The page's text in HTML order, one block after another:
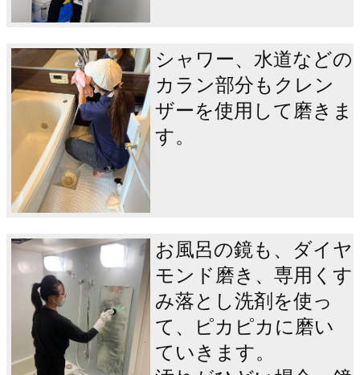
シャワー、水道などの
カラン部分もクレン
ザーを使用して磨きま
す。
お風呂の鏡も、ダイヤ
モンド磨き、専用くす
み落とし洗剤を使っ
て、ピカピカに磨い
ていきます。